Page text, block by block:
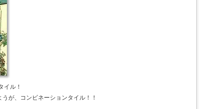
イル！
が、コンビネーションタイル！！